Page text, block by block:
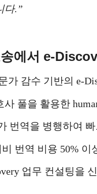
다.”
에서 e-
가 감수 기반의 e-
풀을 활용한
번역을 병행하여
번역 비용 50% 이
업무 컨설팅을